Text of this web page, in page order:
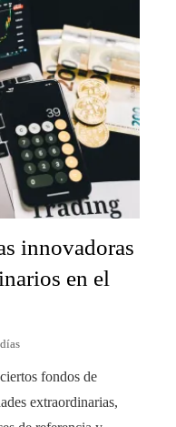
innovadoras
en el
fondos de
extraordinarias,